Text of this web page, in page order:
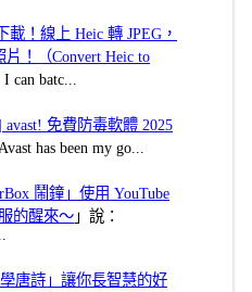
載！線上 Heic 轉 JPEG，
！（Convert Heic to
can batc...
avast! 免費防毒軟體 2025
has been my go...
鬧鐘」使用 YouTube
的醒來～ 」說：
學唐詩」讓你長智慧的好